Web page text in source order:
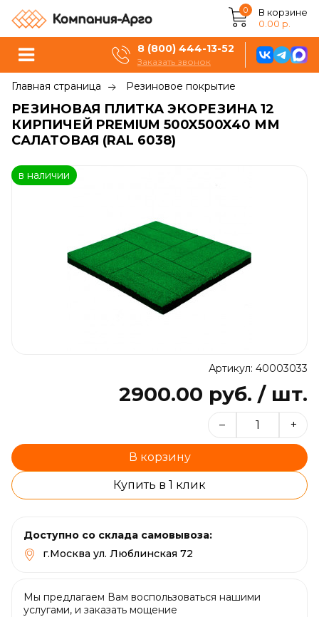
0
В корзине
0.00 р.
8 (800) 444-13-52
Заказать звонок
Главная страница Резиновое покрытие
РЕЗИНОВАЯ ПЛИТКА ЭКОРЕЗИНА 12
КИРПИЧЕЙ PREMIUM 500X500X40 ММ
САЛАТОВАЯ (RAL 6038)
в наличии
Артикул: 40003033
2900.00 руб. / шт.
– +
В корзину
Купить в 1 клик
Доступно со склада самовывоза:
г.Москва ул. Люблинская 72
Мы предлагаем Вам воспользоваться нашими
услугами, и заказать мощение